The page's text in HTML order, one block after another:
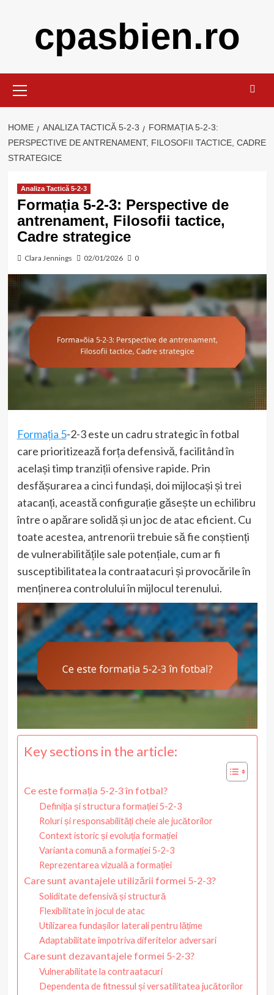
cpasbien.ro
Menu
HOME ANALIZA TACTICĂ 5-2-3
FORMAȚIA 5-2-3:
PERSPECTIVE DE ANTRENAMENT, FILOSOFII TACTICE, CADRE
STRATEGICE
Analiza Tactică 5-2-3
Formația 5-2-3: Perspective de
antrenament, Filosofii tactice,
Cadre strategice
Clara Jennings 02/01/2026 0
Formația 5-2-3 este un cadru strategic în fotbal
care prioritizează forța defensivă, facilitând în
același timp tranziții ofensive rapide. Prin
desfășurarea a cinci fundași, doi mijlocași și trei
atacanți, această configurație găsește un echilibru
între o apărare solidă și un joc de atac eficient. Cu
toate acestea, antrenorii trebuie să fie conștienți
de vulnerabilitățile sale potențiale, cum ar fi
susceptibilitatea la contraatacuri și provocările în
menținerea controlului în mijlocul terenului.
Key sections in the article:
Ce este formația 5-2-3 în fotbal?
Definiția și structura formației 5-2-3
Roluri și responsabilități cheie ale jucătorilor
Context istoric și evoluția formației
Varianta comună a formației 5-2-3
Reprezentarea vizuală a formației
Care sunt avantajele utilizării formei 5-2-3?
Soliditate defensivă și structură
Flexibilitate în jocul de atac
Utilizarea fundașilor laterali pentru lățime
Adaptabilitate împotriva diferitelor adversari
Care sunt dezavantajele formei 5-2-3?
Vulnerabilitate la contraatacuri
Dependenta de fitnessul și versatilitatea jucătorilor